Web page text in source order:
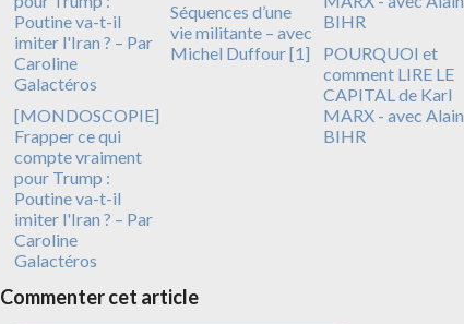
[MONDOSCOPIE]
Frapper ce qui
compte vraiment
pour Trump :
Poutine va-t-il
imiter l'Iran ? – Par
Caroline
Galactéros
Séquences d’une
vie militante – avec
Michel Duffour [1]
POURQUOI et
comment LIRE LE
CAPITAL de Karl
MARX - avec Alain
BIHR
Commenter cet article